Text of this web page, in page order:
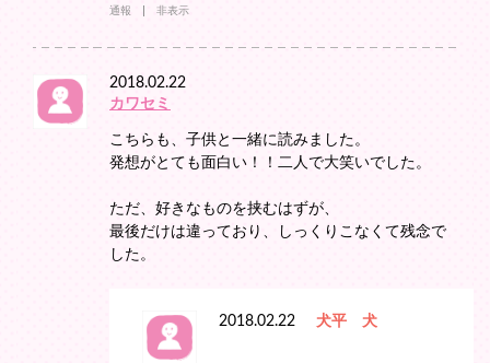
通報 非表示
2018.02.22
カワセミ
こちらも、子供と一緒に読みました。
発想がとても面白い！！二人で大笑いでした。
ただ、好きなものを挟むはずが、
最後だけは違っており、しっくりこなくて残念で
した。
2018.02.22 犬平 犬